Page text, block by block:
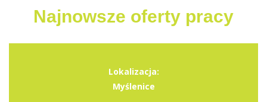
Najnowsze oferty pracy
Lokalizacja:
Myślenice